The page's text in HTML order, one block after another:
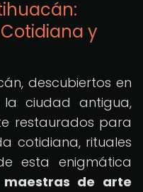
y
descubiertos en
la ciudad antigua,
restaurados para
cotidiana, rituales
esta enigmática
maestras de arte